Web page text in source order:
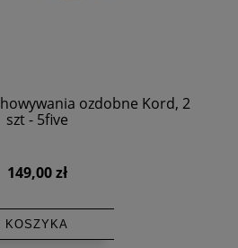
ozdobne Kord, 2
szt - 5five
149,00 zł
KOSZYKA